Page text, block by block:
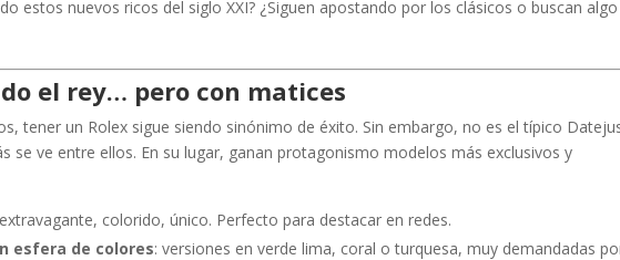
estos nuevos ricos del siglo XXI? ¿Siguen apostando por los clásicos o buscan algo
el rey… pero con matices
tener un Rolex sigue siendo sinónimo de éxito. Sin embargo, no es el típico
se ve entre ellos. En su lugar, ganan protagonismo modelos más exclusivos y
colorido, único. Perfecto para destacar en redes.
esfera de colores: versiones en verde lima, coral o turquesa, muy demandadas